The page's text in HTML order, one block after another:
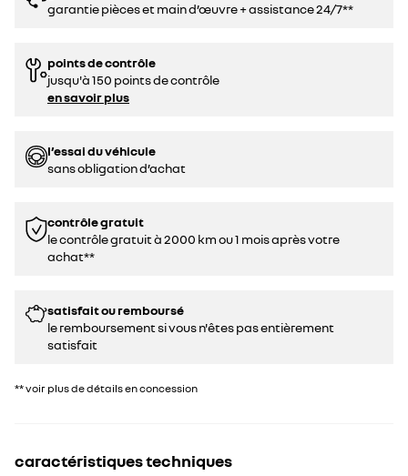
garantie pièces et main d’œuvre + assistance 24/7**
points de contrôle
jusqu'à 150 points de contrôle
en savoir plus
l’essai du véhicule
sans obligation d’achat
contrôle gratuit
le contrôle gratuit à 2000 km ou 1 mois après votre
achat**
satisfait ou remboursé
le remboursement si vous n'êtes pas entièrement
satisfait
** voir plus de détails en concession
caractéristiques techniques